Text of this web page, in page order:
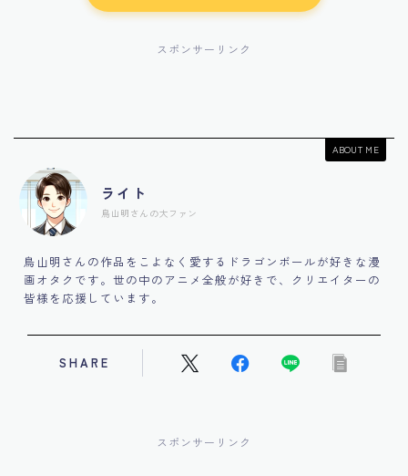
スポンサーリンク
ABOUT ME
ライト
鳥山明さんの大ファン
鳥山明さんの作品をこよなく愛するドラゴンボールが好きな漫
画オタクです。世の中のアニメ全般が好きで、クリエイターの
皆様を応援しています。
SHARE
スポンサーリンク